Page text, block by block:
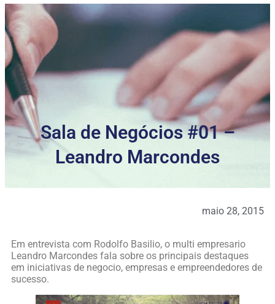
Sala de Negócios #01 –
Leandro Marcondes
maio 28, 2015
Em entrevista com Rodolfo Basilio, o multi empresario
Leandro Marcondes fala sobre os principais destaques
em iniciativas de negocio, empresas e empreendedores de
sucesso.